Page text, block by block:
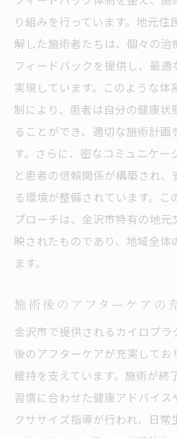
り組みを行っています。地元住
解した施術者たちは、個々の治
フィードバックを提供し、最適
実現しています。このような体
制により、患者は自分の健康状
ることができ、適切な施術計画
す。さらに、密なコミュニケー
と患者の信頼関係が構築され
る環境が整備されています。こ
プローチは、金沢市特有の地
映されたものであり、地域全体
ます。
施術後のアフターケアの
金沢市で提供されるカイロプ
後のアフターケアが充実して
維持を支えています。施術が終
習慣に合わせた健康アドバイ
クササイズ指導が行われ、日常